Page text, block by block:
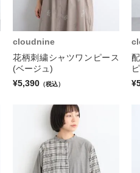
cloudnine
花柄刺繍シャツワンピース
(ベージュ)
¥5,390 （税込）